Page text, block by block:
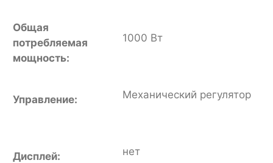
Общая
потребляемая
мощность:
1000 Вт
Управление: Механический регулятор
Дисплей: нет